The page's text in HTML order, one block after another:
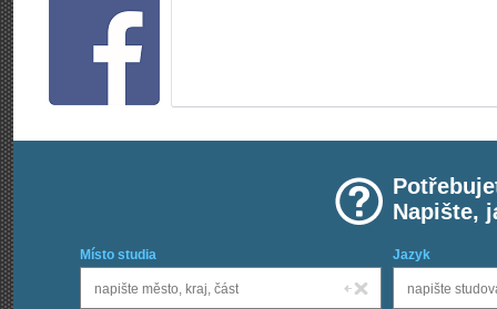
Napište,
Místo studia Jazyk